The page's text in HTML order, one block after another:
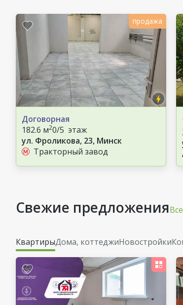
продажа
Договорная
182.6 м20/5 этаж
ул. Фроликова, 23, Минск
Тракторный завод
Свежие предложения
КвартирыДома, коттеджиНовостройки